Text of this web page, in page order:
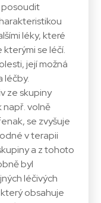
posoudit
léky, které
kterými se léčí.
její možná
léčby.
ze skupiny
volně
se zvyšuje
v terapii
a z tohoto
byl
léčivých
obsahuje